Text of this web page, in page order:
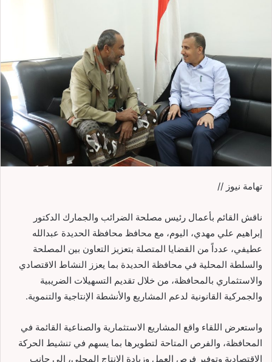
تهامة نيوز //
ناقش القائم بأعمال رئيس مصلحة الضرائب والجمارك الدكتور
إبراهيم علي مهدي، اليوم، مع محافظ محافظة الحديدة عبدالله
عطيفي، عدداً من القضايا المتصلة بتعزيز التعاون بين المصلحة
والسلطة المحلية في محافظة الحديدة بما يعزز النشاط الاقتصادي
والاستثماري بالمحافظة، من خلال تقديم التسهيلات الضريبية
والجمركية القانونية لدعم المشاريع والأنشطة الإنتاجية والتنموية.
واستعرض اللقاء واقع المشاريع الاستثمارية والصناعية القائمة في
المحافظة، والفرص المتاحة لتطويرها بما يسهم في تنشيط الحركة
الاقتصادية وتوفير فرص العمل وزيادة الإنتاج المحلي، إلى جانب